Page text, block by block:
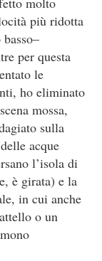
più ridotta
per questa
le
ho eliminato
mossa,
sulla
acque
l’isola di
è girata) e la
in cui anche
o un